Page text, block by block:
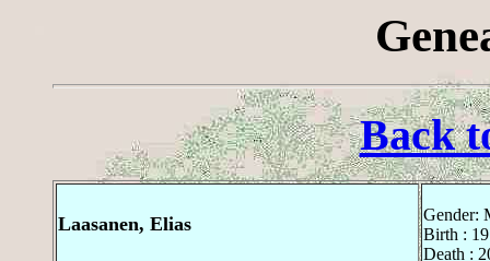
Back
Laasanen, Elias
Gender:
Birth :
Death :